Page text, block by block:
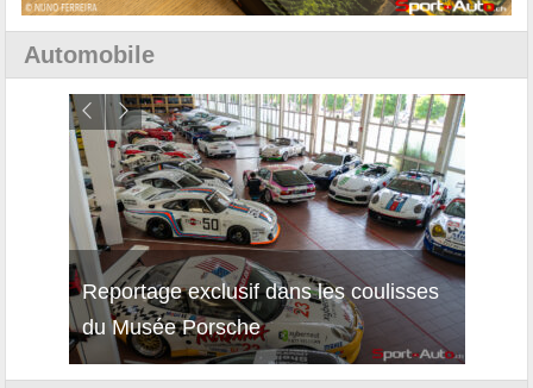
Automobile
Reportage exclusif dans les coulisses
du Musée Porsche
Découverte de la nouvelle Ferrari
12Cilindri Manuale